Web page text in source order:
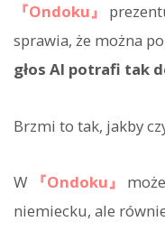
『Ondoku』
sprawia, że można
głos AI potrafi tak
Brzmi to tak, jakby
W 『Ondoku』
niemiecku, ale